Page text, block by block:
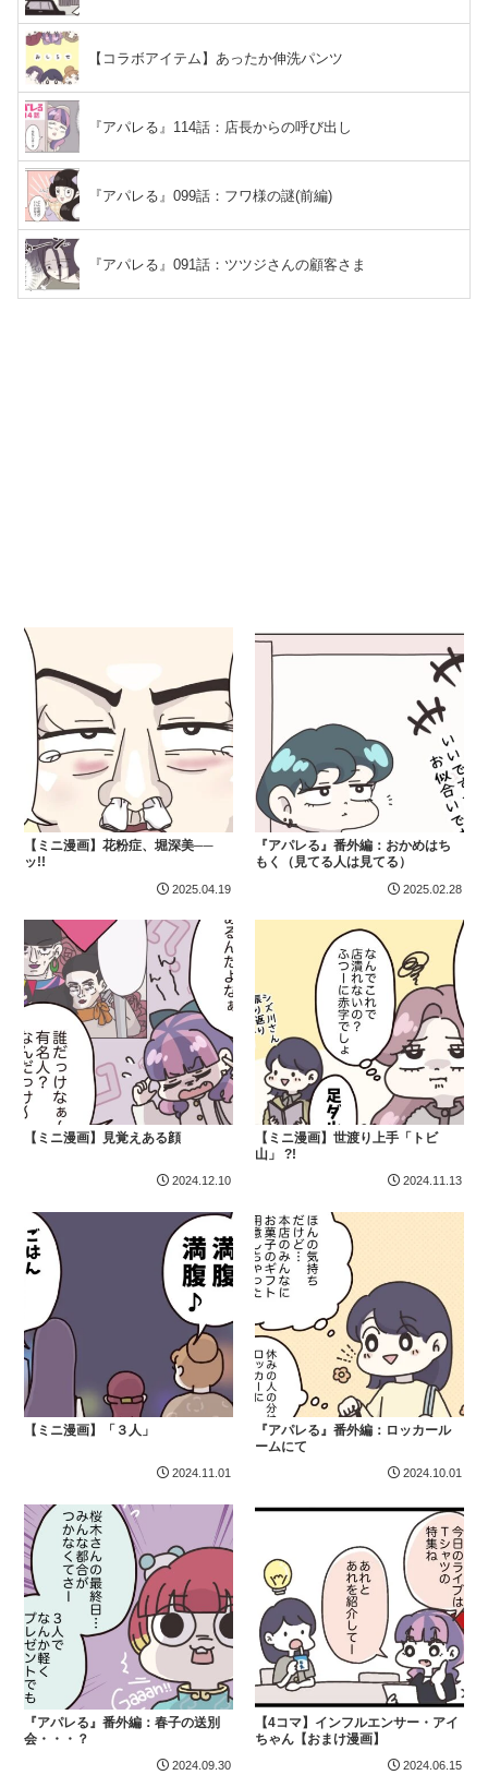
【コラボアイテム】あったか伸洗パンツ
『アパレる』114話：店長からの呼び出し
『アパレる』099話：フワ様の謎(前編)
『アパレる』091話：ツツジさんの顧客さま
【ミニ漫画】花粉症、堀深美──
ッ!!
2025.04.19
『アパレる』番外編：おかめはち
もく（見てる人は見てる）
2025.02.28
【ミニ漫画】見覚えある顔
2024.12.10
【ミニ漫画】世渡り上手「トビ
山」 ?!
2024.11.13
【ミニ漫画】「３人」
2024.11.01
『アパレる』番外編：ロッカール
ームにて
2024.10.01
『アパレる』番外編：春子の送別
会・・・？
2024.09.30
【4コマ】インフルエンサー・アイ
ちゃん【おまけ漫画】
2024.06.15